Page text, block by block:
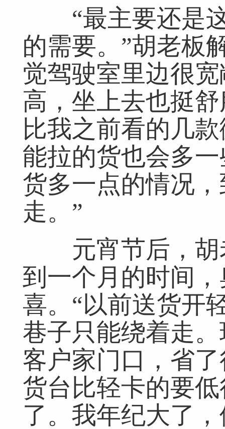
“最主要还是这
的需要。”胡老板
觉驾驶室里边很
高，坐上去也挺
比我之前看的几
能拉的货也会多
货多一点的情况
走。”
元宵节后，胡
到一个月的时间
喜。“以前送货开
巷子只能绕着走
客户家门口，省
货台比轻卡的要
了。我年纪大了
网友跟帖 共 登录名： 密码： 匿名发布 验
网友评论仅供其表达个人看法，并不表明本网同意其观点或证实其描